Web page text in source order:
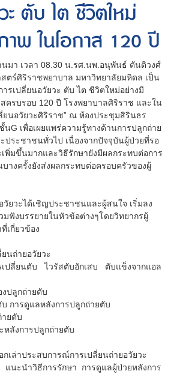
ตับ ไต ชีวิตใหม่
พ ในโอกาส 120 ปี
มา เวลา 08.30 น.รศ.นพ.อนุพันธ์ ตันติวงศ์
ร์ศิริราชพยาบาล มหาวิทยาลัยมหิดล เป็น
ารเปลี่ยนอวัยวะ ตับ ไต ชีวิตใหม่อย่างมี
ครบรอบ 120 ปี โรงพยาบาลศิริราช และใน
ยนอวัยวะศิริราช” ณ ห้องประชุมสิรินธร
นG เพื่อเผยแพร่ความรู้ทางด้านการปลูกถ่าย
ประชาชนทั่วไป เนื่องจากปัจจุบันผู้ป่วยที่รอ
เพิ่มขึ้นมากและวิธีรักษายังมีผลกระทบต่อการ
างครั้งยังส่งผลกระทบต่อครอบครัวของผู้
ยวะได้เชิญประชาชนและผู้สนใจ เริ่มลง
มฟังบรรยายในหัวข้อต่างๆโดยวิทยากรผู้
เกี่ยวข้อง
นถ่ายอวัยวะ
ปลี่ยนตับ ไวรัสตับอักเสบ ตับแข็งจากแอล
ปลูกถ่ายตับ
การดูแลหลังการปลูกถ่ายตับ
ยตับ
ลังการปลูกถ่ายตับ
ล่าประสบการณ์การเปลี่ยนถ่ายอวัยวะ
แนะนำวิธีการรักษา การดูแลผู้ป่วยหลังการ